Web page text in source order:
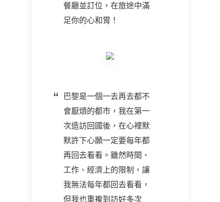
餐廳並訂位，在旅途中滿
足你的心和胃！
巴黎是一個一去再去都不
會厭煩的都市，我在第一
次造訪回國後，在心裡默
默許下心願一定要每年都
再回去看看。雖然時間、
工作、經濟上的限制，讓
我無法每年都回去看看，
但我也重複到訪好多次